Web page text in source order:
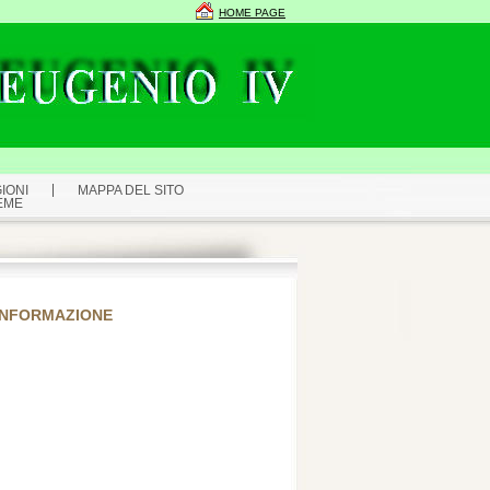
HOME PAGE
MAPPA DEL SITO